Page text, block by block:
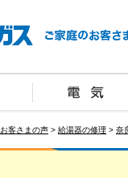
お客さまの声 > 給湯器の修理 > 奈